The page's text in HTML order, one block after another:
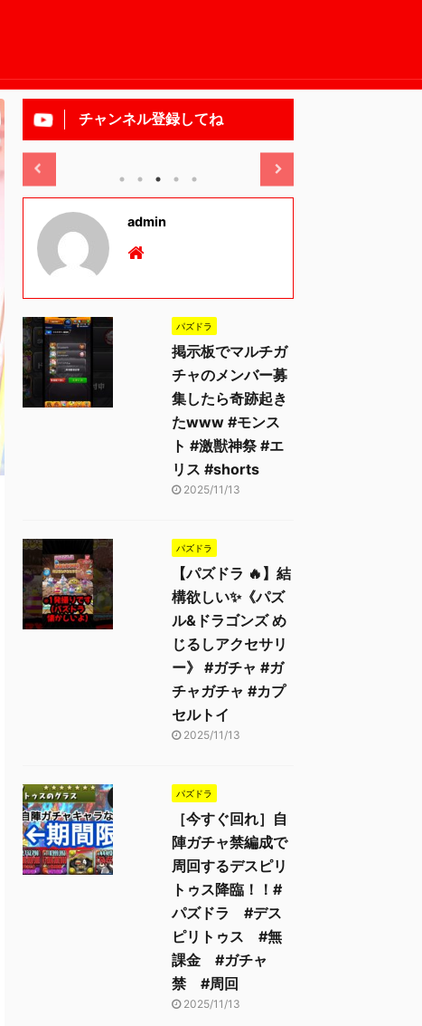
チャンネル登録してね
admin
パズドラ
掲示板でマルチガ
チャのメンバー募
集したら奇跡起き
たwww #モンス
ト #激獣神祭 #エ
リス #shorts
2025/11/13
パズドラ
【パズドラ 🔥】結
構欲しい✨《パズ
ル&ドラゴンズ め
じるしアクセサリ
ー》 #ガチャ #ガ
チャガチャ #カプ
セルトイ
2025/11/13
パズドラ
［今すぐ回れ］自
陣ガチャ禁編成で
周回するデスピリ
トゥス降臨！！#
パズドラ #デス
ピリトゥス #無
課金 #ガチャ
禁 #周回
2025/11/13